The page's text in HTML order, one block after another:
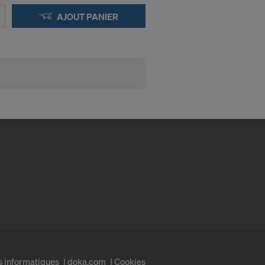
AJOUT PANIER
informatiques doka.com Cookies
des
vous êtes
: